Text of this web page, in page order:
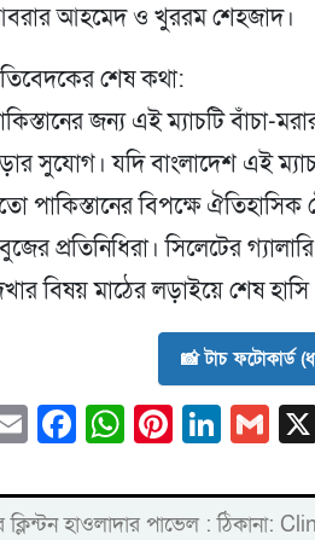
আহমেদ ও খুররম শেহজাদ।
শেষ কথা:
জন্য এই ম্যাচটি বাঁচা-
সুযোগ। যদি বাংলাদেশ এই
পাকিস্তানের বিপক্ষে
প্রতিনিধিরা। সিলেটের
বিষয় মাঠের লড়াইয়ে শেষ হাসি
📸 টাচ ফটোকার্ড
EmailFacebook
WhatsApp
ক্লিন্টন হাওলাদার পাভেল :